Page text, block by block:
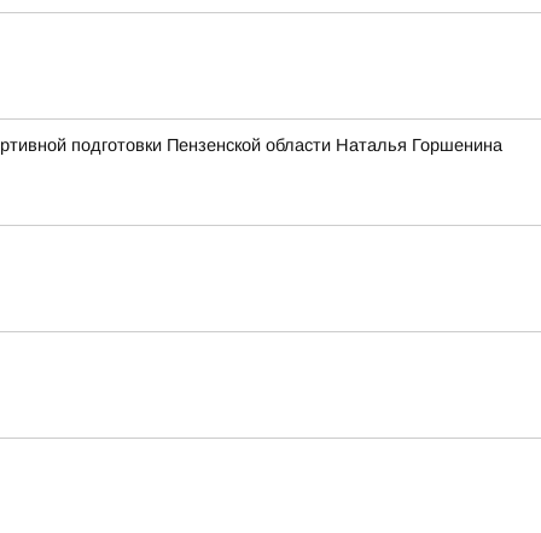
подготовки Пензенской области Наталья Горшенина